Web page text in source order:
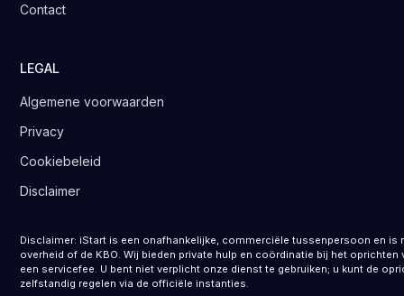
Contact
LEGAL
Algemene voorwaarden
Privacy
Cookiebeleid
Disclaimer
Disclaimer: iStart is een onafhankelijke, commerciële tussenpersoon en is
overheid of de KBO. Wij bieden private hulp en coördinatie bij het
een servicefee. U bent niet verplicht onze dienst te gebruiken; u kunt de
zelfstandig regelen via de officiële instanties.